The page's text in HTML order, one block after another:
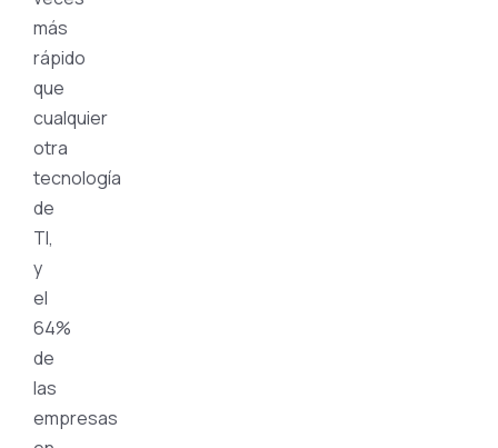
más
rápido
que
cualquier
otra
tecnología
de
TI,
y
el
64%
de
las
empresas